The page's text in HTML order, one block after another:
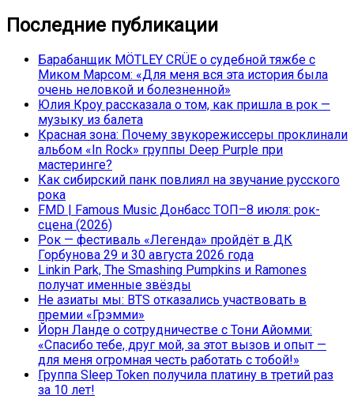
Последние публикации
Барабанщик MÖTLEY CRÜE о судебной тяжбе с
Миком Марсом: «Для меня вся эта история была
очень неловкой и болезненной»
Юлия Кроу рассказала о том, как пришла в рок —
музыку из балета
Красная зона: Почему звукорежиссеры проклинали
альбом «In Rock» группы Deep Purple при
мастеринге?
Как сибирский панк повлиял на звучание русского
рока
FMD | Famous Music Донбасс ТОП–8 июля: рок-
сцена (2026)
Рок — фестиваль «Легенда» пройдёт в ДК
Горбунова 29 и 30 августа 2026 года
Linkin Park, The Smashing Pumpkins и Ramones
получат именные звёзды
Не азиаты мы: BTS отказались участвовать в
премии «Грэмми»
Йорн Ланде о сотрудничестве с Тони Айомми:
«Спасибо тебе, друг мой, за этот вызов и опыт —
для меня огромная честь работать с тобой!»
Группа Sleep Token получила платину в третий раз
за 10 лет!